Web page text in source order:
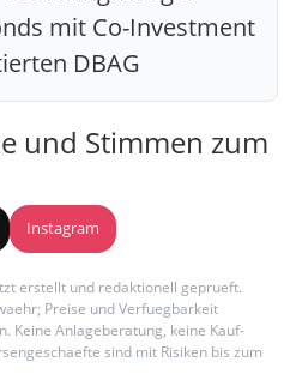
mit Co-Investment
DBAG
und Stimmen zum
Instagram
erstellt und redaktionell geprueft.
Preise und Verfuegbarkeit
Keine Anlageberatung, keine Kauf-
sind mit Risiken bis zum